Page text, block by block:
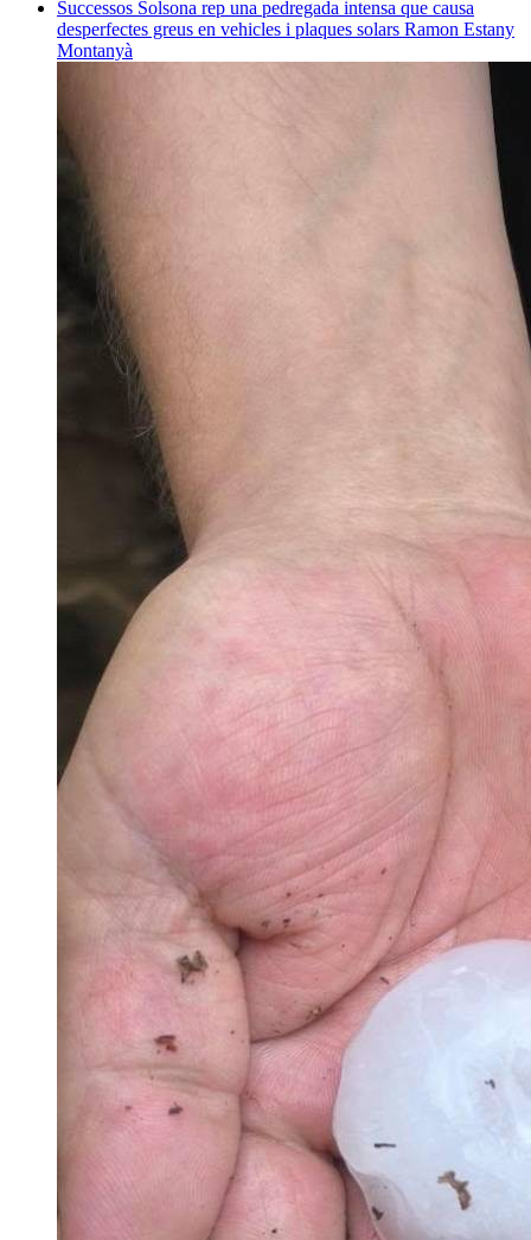
Successos Solsona rep una pedregada intensa que causa
desperfectes greus en vehicles i plaques solars Ramon Estany
Montanyà